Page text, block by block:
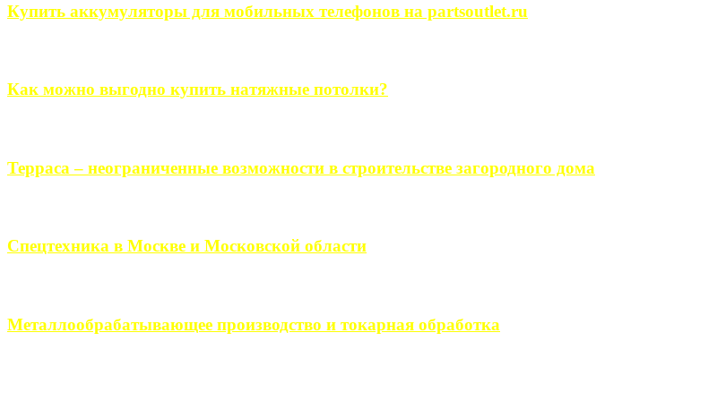
Купить аккумуляторы для мобильных телефонов на partsoutlet.ru
Как можно выгодно купить натяжные потолки?
Терраса – неограниченные возможности в строительстве загородного дома
Спецтехника в Москве и Московской области
Металлообрабатывающее производство и токарная обработка